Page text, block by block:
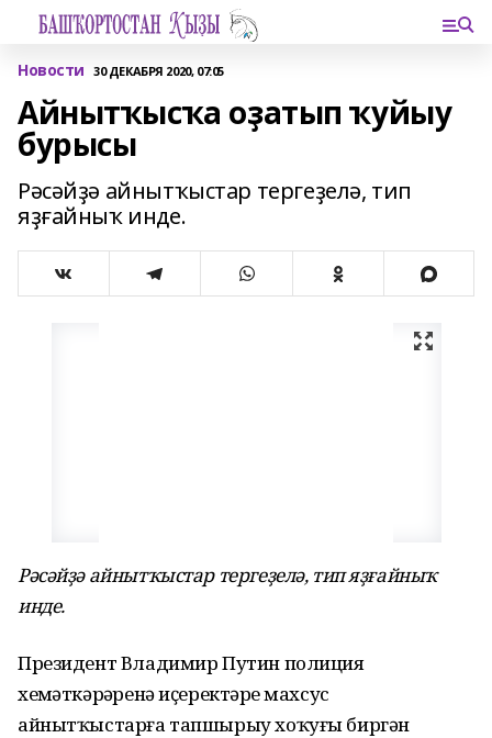
Новости 30 ДЕКАБРЯ 2020, 07:05
Айнытҡысҡа оҙатып ҡуйыу
бурысы
Рәсәйҙә айнытҡыстар тергеҙелә, тип
яҙғайныҡ инде.
Рәсәйҙә айнытҡыстар тергеҙелә, тип яҙғайныҡ
инде.
Президент Владимир Путин полиция
хеҙмәткәрҙәренә иҫеректәрҙе махсус
айнытҡыстарға тапшырыу хоҡуғы биргән